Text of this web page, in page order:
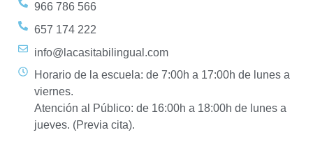
966 786 566
657 174 222
info@lacasitabilingual.com
Horario de la escuela: de 7:00h a 17:00h de lunes a
viernes.
Atención al Público: de 16:00h a 18:00h de lunes a
jueves. (Previa cita).